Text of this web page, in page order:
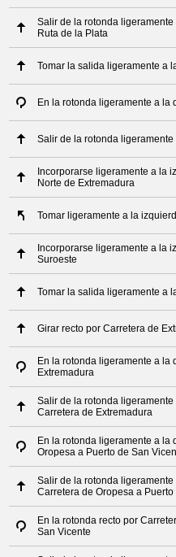
Salir de la rotonda
Ruta de la Plata
Tomar la salida ligeramente a
En la rotonda ligeramente a la
Salir de la rotonda
Incorporarse ligeramente a la
Norte de Extremadura
Tomar ligeramente a la
Incorporarse ligeramente a la
Suroeste
Tomar la salida ligeramente a
Girar recto por Carretera de
En la rotonda ligeramente a la
Extremadura
Salir de la rotonda
Carretera de Extremadura
En la rotonda ligeramente a la
Oropesa a Puerto de San
Salir de la rotonda
Carretera de Oropesa a
En la rotonda recto por
San Vicente